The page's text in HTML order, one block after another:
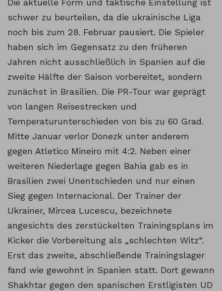
Die aktuelle Form und taktische Einstellung ist
schwer zu beurteilen, da die ukrainische Liga
noch bis zum 28. Februar pausiert. Die Spieler
haben sich im Gegensatz zu den früheren
Jahren nicht ausschließlich in Spanien auf die
zweite Hälfte der Saison vorbereitet, sondern
zunächst in Brasilien. Die PR-Tour war geprägt
von langen Reisestrecken und
Temperaturunterschieden von bis zu 60 Grad.
Mitte Januar verlor Donezk unter anderem
gegen Atletico Mineiro mit 4:2. Neben einer
weiteren Niederlage gegen Bahia gab es in
Brasilien zwei Unentschieden und nur einen
Sieg gegen Internacional. Der Trainer der
Ukrainer, Mircea Lucescu, bezeichnete
angesichts des zerstückelten Trainingsplans im
Kicker die Vorbereitung als „schlechten Witz“.
Erst das zweite, abschließende Trainingslager
fand wie gewohnt in Spanien statt. Dort gewann
Shakhtar gegen den spanischen Erstligisten UD